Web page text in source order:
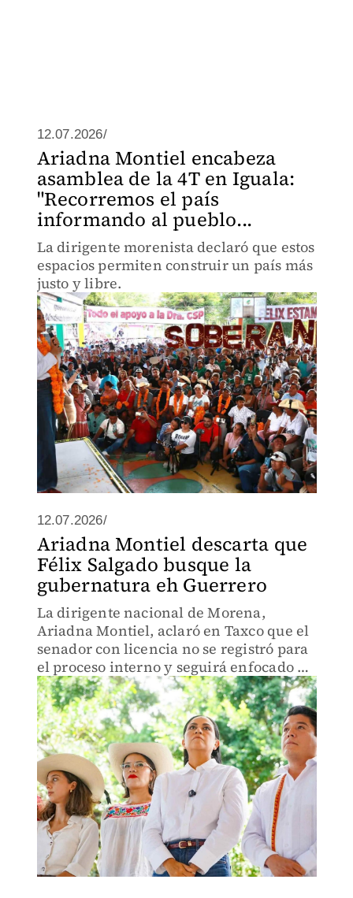
12.07.2026/
Ariadna Montiel encabeza
asamblea de la 4T en Iguala:
"Recorremos el país
informando al pueblo...
La dirigente morenista declaró que estos
espacios permiten construir un país más
justo y libre.
12.07.2026/
Ariadna Montiel descarta que
Félix Salgado busque la
gubernatura eh Guerrero
La dirigente nacional de Morena,
Ariadna Montiel, aclaró en Taxco que el
senador con licencia no se registró para
el proceso interno y seguirá enfocado en
el trabajo territorial.